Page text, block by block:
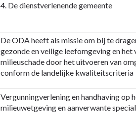
4. De dienstverlenende gemeente
De ODA heeft als missie om bij te
gezonde en veilige leefomgeving en het
milieuschade door het uitvoeren van
conform de landelijke kwaliteitscriteria
Vergunningverlening en handhaving op
milieuwetgeving en aanverwante